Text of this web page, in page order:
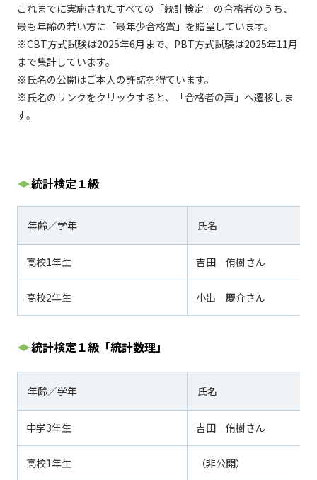
これまでに実施されたすべての「統計検定」の合格者のうち、
最も年齢の若い方に「最年少合格賞」を贈呈しています。
※CBT方式試験は2025年6月まで、PBT方式試験は2025年11月
まで集計しています。
※氏名の公開はご本人の許諾を得ています。
※氏名のリンクをクリックすると、「合格者の声」へ遷移しま
す。
統計検定１級
年齢／学年 氏名
高校1年生 吉田 侑樹さん
高校2年生 小出 慶介さん
統計検定１級「統計数理」
年齢／学年 氏名
中学3年生 吉田 侑樹さん
高校1年生 （非公開）